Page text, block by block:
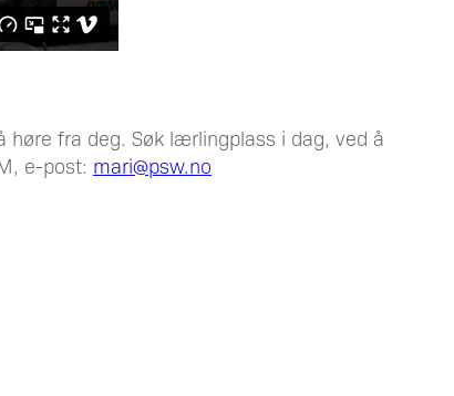
høre fra deg. Søk lærlingplass i dag, ved å
e-post: mari@psw.no